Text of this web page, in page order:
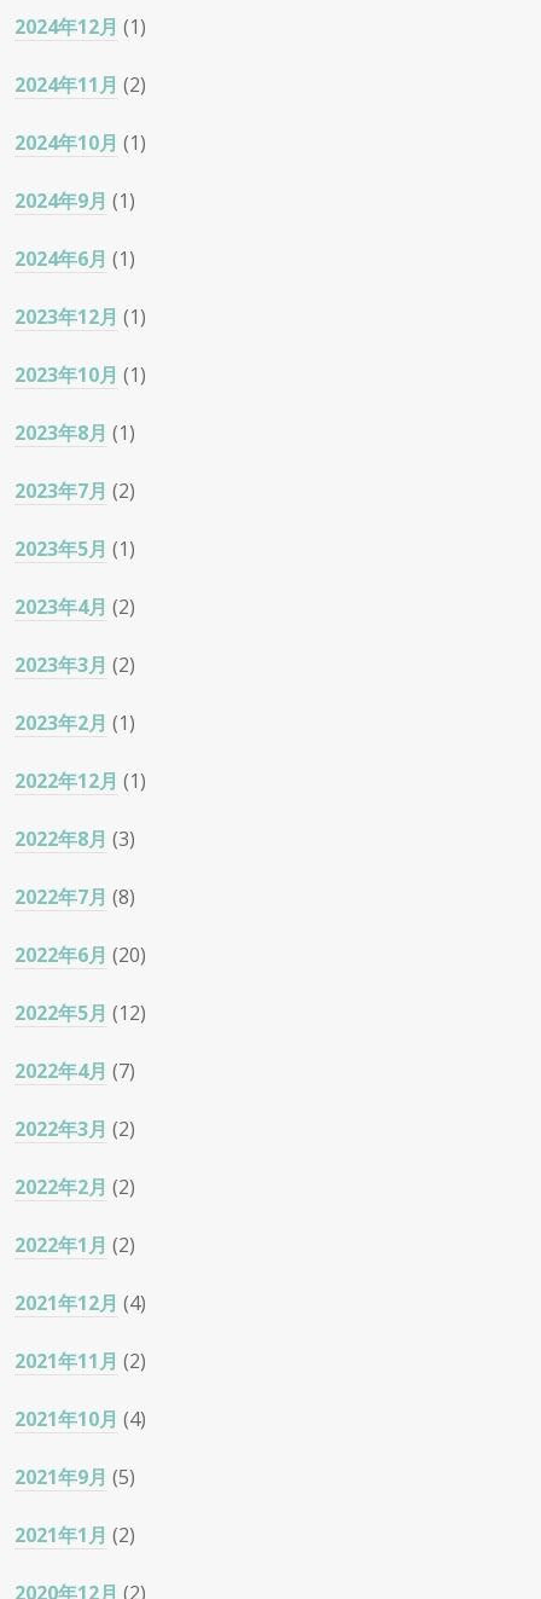
2024年12月 (1)
2024年11月 (2)
2024年10月 (1)
2024年9月 (1)
2024年6月 (1)
2023年12月 (1)
2023年10月 (1)
2023年8月 (1)
2023年7月 (2)
2023年5月 (1)
2023年4月 (2)
2023年3月 (2)
2023年2月 (1)
2022年12月 (1)
2022年8月 (3)
2022年7月 (8)
2022年6月 (20)
2022年5月 (12)
2022年4月 (7)
2022年3月 (2)
2022年2月 (2)
2022年1月 (2)
2021年12月 (4)
2021年11月 (2)
2021年10月 (4)
2021年9月 (5)
2021年1月 (2)
2020年12月 (2)